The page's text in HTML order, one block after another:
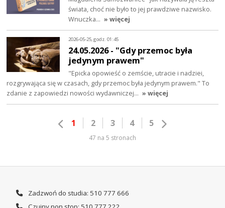
świata, choć nie było to jej prawdziwe nazwisko.
Wnuczka… » więcej
2026-05-25, godz. 01:45
24.05.2026 - "Gdy przemoc była
jedynym prawem"
"Epicka opowieść o zemście, utracie i nadziei,
rozgrywająca się w czasach, gdy przemoc była jedynym prawem." To
zdanie z zapowiedzi nowości wydawniczej… » więcej
1 2 3 4 5
47 na 5 stronach
Zadzwoń do studia: 510 777 666